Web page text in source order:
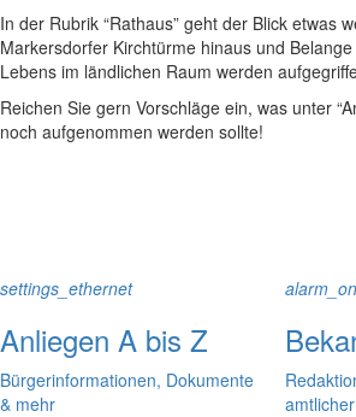
In der Rubrik “Rathaus” geht der Blick etwas
Markersdorfer Kirchtürme hinaus und
Lebens im ländlichen Raum werden
Reichen Sie gern Vorschläge ein, was unter
noch aufgenommen werden sollte!
settings_ethernet
Anliegen A bis Z
Bürgerinformationen, Dokumente
& mehr
alarm_on